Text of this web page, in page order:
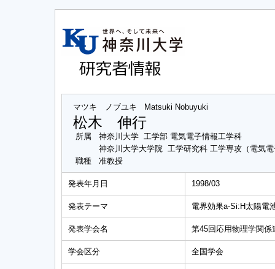
マツキ ノブユキ Matsuki Nobuyuki
松木 伸行
所属
神奈川大学 工学部 電気電子情報工学科
神奈川大学大学院 工学研究科 工学専攻（電気
職種
准教授
発表年月日 1998/03
発表テーマ 電界効果a-Si:H太陽電
発表学会名 第45回応用物理学関係
学会区分 全国学会